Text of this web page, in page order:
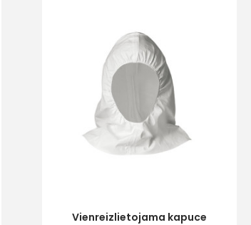
Vienreizlietojama kapuce